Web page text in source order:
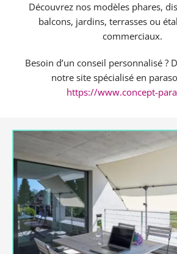
Découvrez nos modèles phares,
balcons, jardins, terrasses ou
commerciaux.
Besoin d’un conseil personnalisé ?
notre site spécialisé en
https://www.concept-